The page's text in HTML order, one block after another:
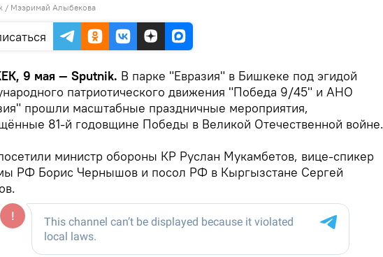
/ Мээримай Алыбекова
9 мая — Sputnik. В парке "Евразия" в Бишкеке под эгидой
патриотического движения "Победа 9/45" и АНО
прошли масштабные праздничные мероприятия,
81-й годовщине Победы в Великой Отечественной войне.
министр обороны КР Руслан Мукамбетов, вице-спикер
РФ Борис Чернышов и посол РФ в Кыргызстане Сергей